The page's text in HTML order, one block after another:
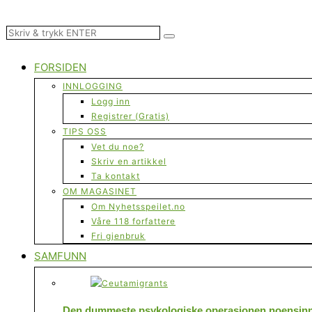
FORSIDEN
INNLOGGING
Logg inn
Registrer (Gratis)
TIPS OSS
Vet du noe?
Skriv en artikkel
Ta kontakt
OM MAGASINET
Om Nyhetsspeilet.no
Våre 118 forfattere
Fri gjenbruk
SAMFUNN